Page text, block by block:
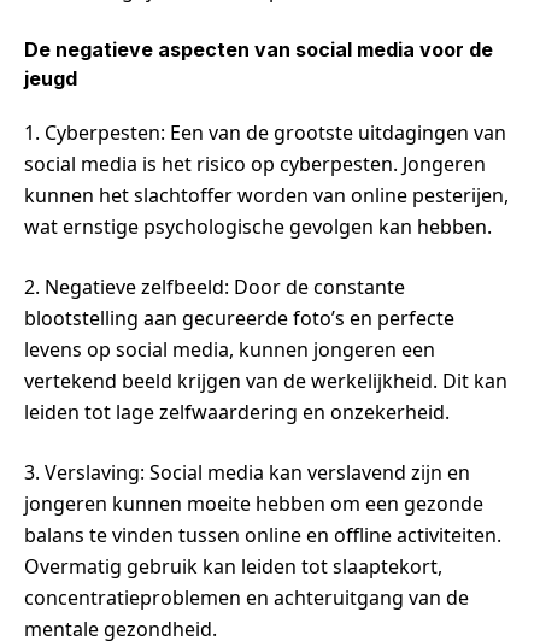
De negatieve aspecten van social media voor de
jeugd
1. Cyberpesten: Een van de grootste uitdagingen van
social media is het risico op cyberpesten. Jongeren
kunnen het slachtoffer worden van online pesterijen,
wat ernstige psychologische gevolgen kan hebben.
2. Negatieve zelfbeeld: Door de constante
blootstelling aan gecureerde foto’s en perfecte
levens op social media, kunnen jongeren een
vertekend beeld krijgen van de werkelijkheid. Dit kan
leiden tot lage zelfwaardering en onzekerheid.
3. Verslaving: Social media kan verslavend zijn en
jongeren kunnen moeite hebben om een gezonde
balans te vinden tussen online en offline activiteiten.
Overmatig gebruik kan leiden tot slaaptekort,
concentratieproblemen en achteruitgang van de
mentale gezondheid.